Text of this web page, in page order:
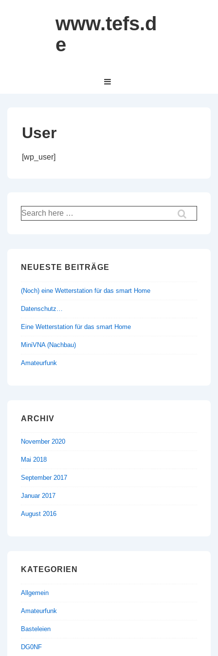
www.tefs.d
e
User
[wp_user]
Suche
nach:
NEUESTE BEITRÄGE
(Noch) eine Wetterstation für das smart Home
Datenschutz…
Eine Wetterstation für das smart Home
MiniVNA (Nachbau)
Amateurfunk
ARCHIV
November 2020
Mai 2018
September 2017
Januar 2017
August 2016
KATEGORIEN
Allgemein
Amateurfunk
Basteleien
DG0NF